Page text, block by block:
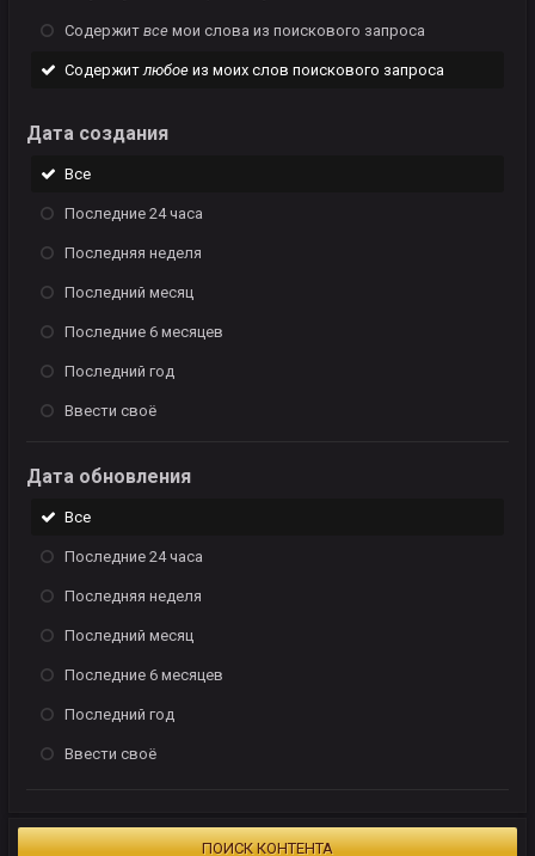
Содержит все мои слова из поискового запроса
Содержитлюбое из моих слов поискового запроса
Дата создания
Все
Последние 24 часа
Последняя неделя
Последний месяц
Последние 6 месяцев
Последний год
Ввести своё
Дата обновления
Все
Последние 24 часа
Последняя неделя
Последний месяц
Последние 6 месяцев
Последний год
Ввести своё
ПОИСК КОНТЕНТА